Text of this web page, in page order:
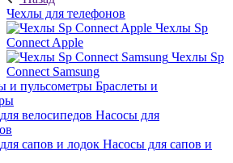
Чехлы для телефонов
Чехлы Sp
Connect Apple
Чехлы Sp
Connect Samsung
Браслеты и
Насосы для
Насосы для сапов и